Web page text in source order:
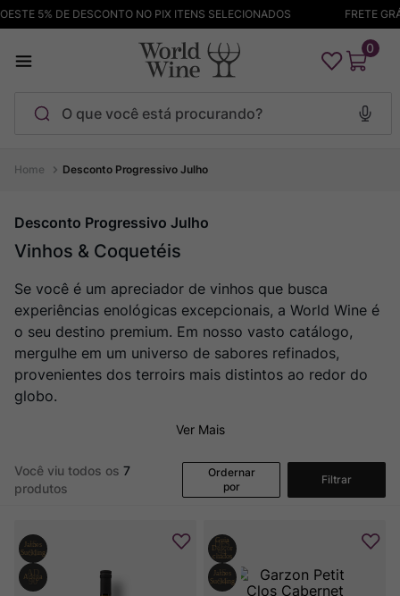
5% DE DESCONTO NO PIX ITENS SELECIONADOS FRETE
0
Desconto Progressivo Julho
Desconto Progressivo Julho
Vinhos & Coquetéis
Se você é um apreciador de vinhos que busca
experiências enológicas excepcionais, a World Wine é
o seu destino premium. Em nosso vasto catálogo,
mergulhe em um universo de sabores refinados,
provenientes dos terroirs mais distintos ao redor do
globo.
Ver Mais
Você viu todos os 7
produtos
Ordernar
por
Filtrar
Termos mais buscados
Pinot Noir
4º Chablis
Bodega Garzon
6º Garzon
7º Pacalet
Rocim
10 Champagne